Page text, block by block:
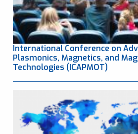
International Conference on
Plasmonics, Magnetics, and
Technologies (ICAPMOT)